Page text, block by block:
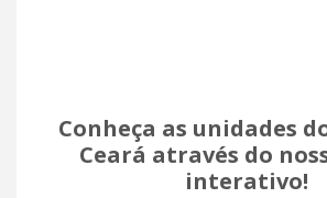
Conheça as unidades
Ceará através do
interativo!